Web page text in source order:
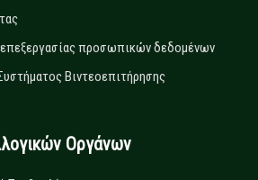
επεξεργασίας προσωπικών δεδομένων
Βιντεοεπιτήρησης
Οργάνων